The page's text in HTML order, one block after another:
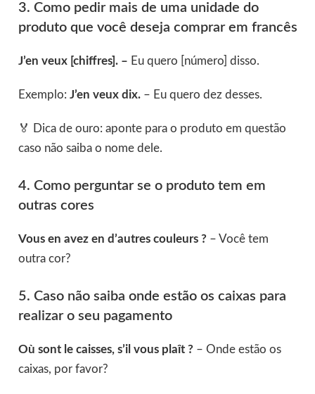
3. Como pedir mais de uma unidade do
produto que você deseja comprar em francês
J’en veux [chiffres]. – Eu quero [número] disso.
Exemplo: J’en veux dix.– Eu quero dez desses.
🏅 Dica de ouro: aponte para o produto em questão
caso não saiba o nome dele.
4. Como perguntar se o produto tem em
outras cores
Vous en avez en d’autres couleurs ? – Você tem
outra cor?
5. Caso não saiba onde estão os caixas para
realizar o seu pagamento
Où sont le caisses, s’il vous plaît ? – Onde estão os
caixas, por favor?